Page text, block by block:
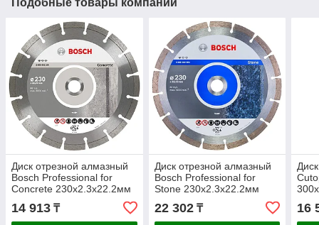
Диск отрезной алмазный
Bosch Professional for
Concrete 230x2.3x22.2мм
2608602200
14 913 ₸
Диск отрезной алмазный
Bosch Professional for
Stone 230x2.3x22.2мм
2608602601
22 302₸ 16